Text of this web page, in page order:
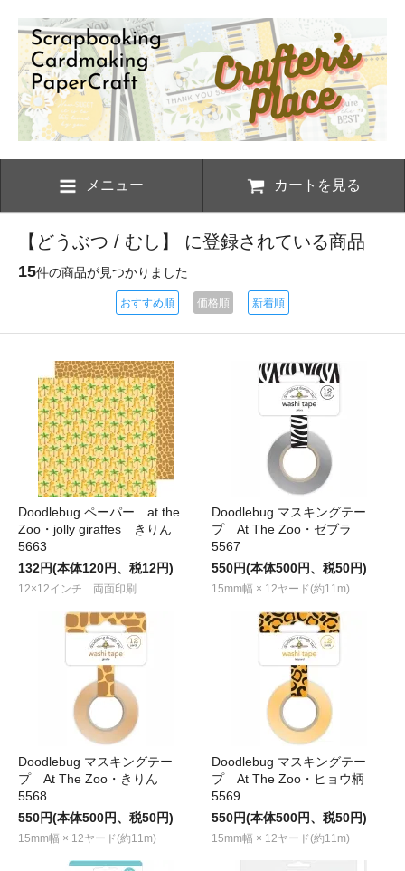
メニュー カートを見る
【どうぶつ / むし】 に登録されている商品
15件の商品が見つかりました
おすすめ順 価格順 新着順
Doodlebug ペーパー at the
Zoo・jolly giraffes きりん
5663
132円(本体120円、税12円)
12×12インチ 両面印刷
Doodlebug マスキングテー
プ At The Zoo・ゼブラ
5567
550円(本体500円、税50円)
15mm幅 × 12ヤード(約11m)
Doodlebug マスキングテー
プ At The Zoo・きりん
5568
550円(本体500円、税50円)
15mm幅 × 12ヤード(約11m)
Doodlebug マスキングテー
プ At The Zoo・ヒョウ柄
5569
550円(本体500円、税50円)
15mm幅 × 12ヤード(約11m)